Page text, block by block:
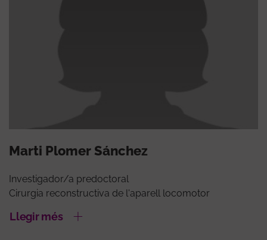
Marti Plomer Sánchez
Investigador/a predoctoral
Cirurgia reconstructiva de l'aparell locomotor
Llegir més